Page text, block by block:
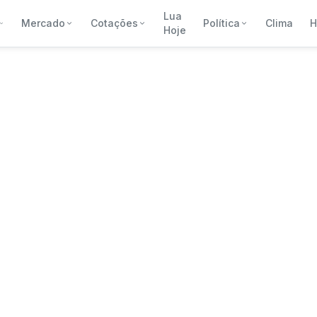
Mercado Cotações
Lua
Hoje
Política Clima